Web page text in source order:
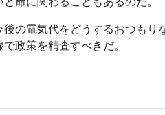
の電気代をどうするおつもり
政策を精査すべきだ。